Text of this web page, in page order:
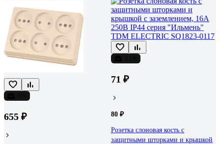
655 ₽
71 ₽
80 ₽
Розетка слоновая кость с
защитными шторками и крышкой